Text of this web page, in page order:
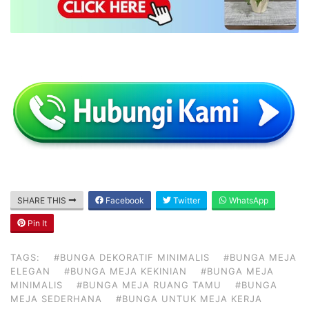
SHARE THIS Facebook Twitter WhatsApp
Pin It
TAGS: #BUNGA DEKORATIF MINIMALIS
#BUNGA MEJA
ELEGAN
#BUNGA MEJA KEKINIAN
#BUNGA MEJA
MINIMALIS
#BUNGA MEJA RUANG TAMU
#BUNGA
MEJA SEDERHANA
#BUNGA UNTUK MEJA KERJA